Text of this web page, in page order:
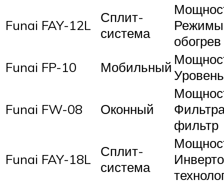
Funai FAY-12L
Сплит-
система
обогрев
Funai FP-10
Мобильный
Funai FW-08 Оконный
фильтр
Funai FAY-18L
Сплит-
система